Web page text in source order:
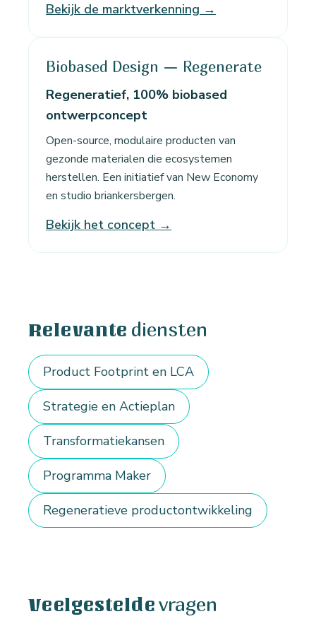
Bekijk de marktverkenning →
Biobased Design — Regenerate
Regeneratief, 100% biobased
ontwerpconcept
Open-source, modulaire producten van
gezonde materialen die ecosystemen
herstellen. Een initiatief van New Economy
en studio briankersbergen.
Bekijk het concept →
Relevante diensten
Product Footprint en LCA
Strategie en Actieplan
Transformatiekansen
Programma Maker
Regeneratieve productontwikkeling
Veelgestelde vragen